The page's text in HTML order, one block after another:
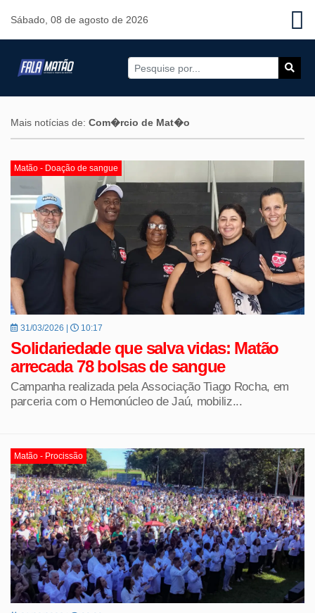
Sábado, 08 de agosto de 2026
Mais notícias de: Com�rcio de Mat�o
Matão - Doação de sangue
31/03/2026 | 10:17
Solidariedade que salva vidas: Matão
arrecada 78 bolsas de sangue
Campanha realizada pela Associação Tiago Rocha, em
parceria com o Hemonúcleo de Jaú, mobiliz...
Matão - Procissão